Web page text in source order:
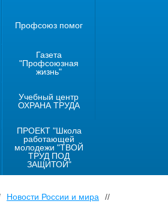
Профсоюз помог
Газета
"Профсоюзная
жизнь"
Учебный центр
ОХРАНА ТРУДА
ПРОЕКТ "Школа
работающей
молодежи "ТВОЙ
ТРУД ПОД
ЗАЩИТОЙ"
Новости России и мира
//